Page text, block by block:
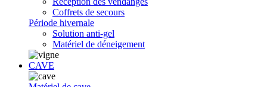
Coffrets de secours
Période hivernale
Solution anti-gel
Matériel de déneigement
CAVE